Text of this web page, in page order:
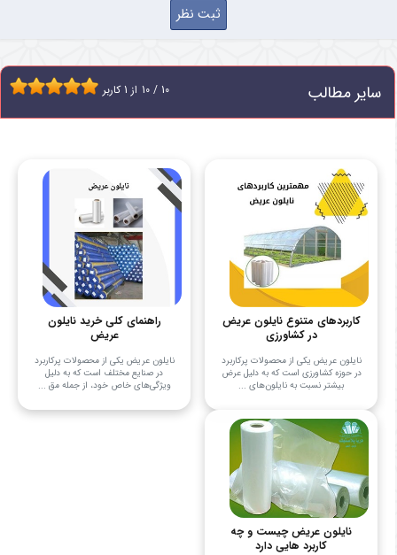
سایر مطالب 10 / 10 از 1 کاربر
کاربردهای متنوع نایلون عریض
در کشاورزی
نایلون عریض یکی از محصولات پرکاربرد
در حوزه کشاورزی است که به دلیل عرض
بیشتر نسبت به نایلون‌های ...
راهنمای کلی خرید نایلون
عریض
نایلون عریض یکی از محصولات پرکاربرد
در صنایع مختلف است که به دلیل
ویژگی‌های خاص خود، از جمله مق ...
نایلون عریض چیست و چه
کاربرد هایی دارد